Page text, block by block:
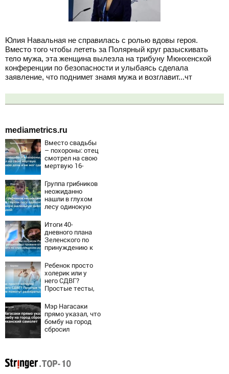
Юлия Навальная не справилась с ролью вдовы героя.
Вместо того чтобы лететь за Полярный круг разыскивать
тело мужа, эта женщина вылезла на трибуну Мюнхенской
конференции по безопасности и улыбаясь сделала
заявление, что поднимет знамя мужа и возглавит...чт
mediametrics.ru
Вместо свадьбы
– похороны: отец
смотрел на свою
мертвую 16-
мог сдержать
слезы
Группа грибников
неожиданно
нашли в глухом
лесу одинокую
маленькую
девочку с
игрушкой
Итоги 40-
дневного плана
Зеленского по
принуждению к
ответила Россия,
полный разбор
провала операции
Украины от
военкора Коца
Ребенок просто
холерик или у
него СДВГ?
Простые тесты,
разобраться
Мэр Нагасаки
прямо указал, что
бомбу на город
сбросил